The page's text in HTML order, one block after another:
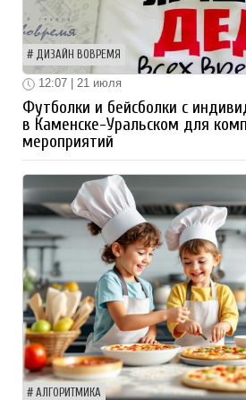
ДИЗАЙН ВОВРЕМЯ
12:07 | 21 июля
Футболки и бейсболки с
в Каменске-Уральском для
мероприятий
АЛГОРИТМИКА